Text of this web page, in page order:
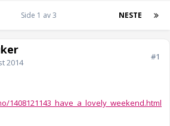
NESTE
Side 1 av 3
2014
#1
1408121143_have_a_lovely_weekend.html